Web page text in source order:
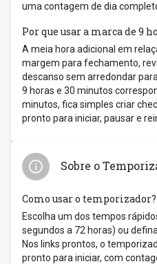
uma contagem de dia
Por que usar a marca de 9
A meia hora adicional em
margem para fechamento,
descanso sem arredondar
9 horas e 30 minutos
minutos, fica simples criar
pronto para iniciar, pausar e
Sobre o
Como usar o temporizador?
Escolha um dos tempos
segundos a 72 horas) ou
Nos links prontos, o
pronto para iniciar, com